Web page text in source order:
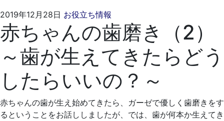
2019年12月28日 お役立ち情報
年
4
月
19
日
れ
も
と
歯
科
医
院
赤ちゃんの歯磨き（2）
～歯が生えてきたらどう
したらいいの？～
赤ちゃんの歯が生え始めてきたら、ガーゼで優しく歯磨きをす
るということをお話ししましたが、では、歯が何本か生えてき